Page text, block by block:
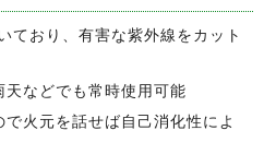
ており、有害な紫外線をカット
などでも常時使用可能
火元を話せば自己消化性によ